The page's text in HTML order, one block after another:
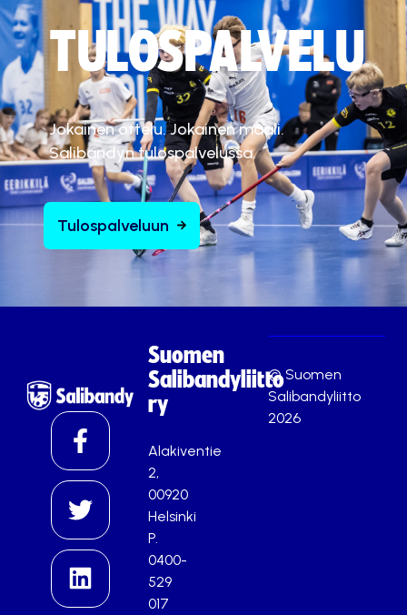
TULOSPALVELU
Jokainen ottelu. Jokainen maali.
Salibandyn tulospalvelussa.
Tulospalveluun
Suomen
Salibandyliitto
ry
Alakiventie
2,
00920
Helsinki
P.
0400-
529
017
© Suomen
Salibandyliitto
2026